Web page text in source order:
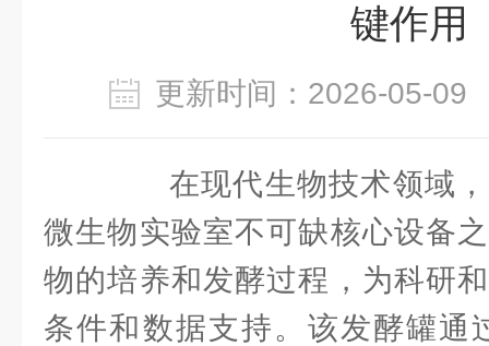
键作用
更新时间：2026-05-
在现代生物技术领域，
微生物实验室不可缺核心设备
物的培养和发酵过程，为科研
条件和数据支持。该发酵罐通